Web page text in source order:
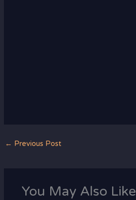
← Previous Post
You May Also Like